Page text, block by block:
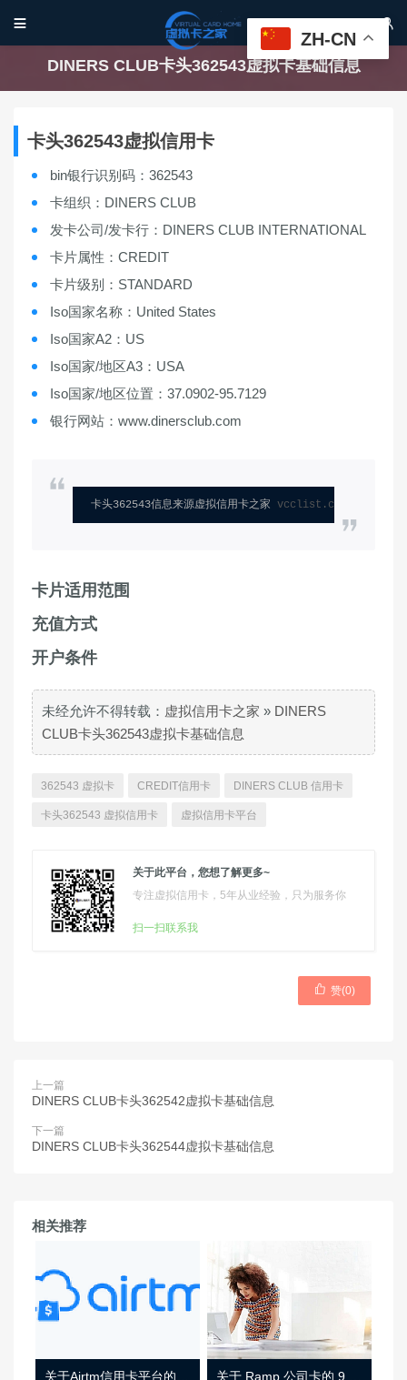
 
DINERS CLUB卡头362543虚拟卡基础信息
卡头362543虚拟信用卡
bin银行识别码：362543
卡组织：DINERS CLUB
发卡公司/发卡行：DINERS CLUB INTERNATIONAL
卡片属性：CREDIT
卡片级别：STANDARD
Iso国家名称：United States
Iso国家A2：US
Iso国家/地区A3：USA
Iso国家/地区位置：37.0902-95.7129
银行网站：www.dinersclub.com
卡头362543信息来源虚拟信用卡之家 vcclist.com
卡片适用范围
充值方式
开户条件
未经允许不得转载： 虚拟信用卡之家 » DINERS
CLUB卡头362543虚拟卡基础信息
362543 虚拟卡 CREDIT信用卡 DINERS CLUB 信用卡
卡头362543 虚拟信用卡 虚拟信用卡平台
关于此平台，您想了解更多~
专注虚拟信用卡，5年从业经验，只为服务你
扫一扫联系我
 赞(0)
上一篇
DINERS CLUB卡头362542虚拟卡基础信息
下一篇
DINERS CLUB卡头362544虚拟卡基础信息
相关推荐
ZH-CN